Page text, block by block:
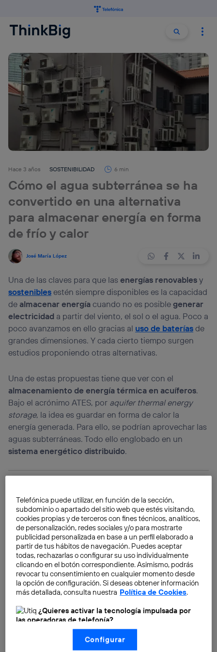
Buscar
Hace 3 años SOSTENIBILIDAD 6 min
Cómo el agua subterránea se ha
convertido en una alternativa
para almacenar energía en forma
de frío y calor
José María López
Una de las claves para que lasenergías renovablesy
sosteniblesestén siempre disponibles es la capacidad
de almacenar energíacuando no es posiblegenerar
electricidad a partir del viento, el sol o el agua. Poco a
poco avanzamos en ello gracias al uso de bateríasde
grandes dimensiones. Y cada cierto tiempo surgen
estudios proponiendo otras alternativas.
Una de estas propuestas tiene que ver con el
almacenamiento de energía térmica en acuíferos.
Bajo el acrónimo ATES, por aquifer thermal energy
storage, la idea es guardar en forma de calor la
energía generada. Para ello, se podrían aprovechar las
aguas subterráneas. Todo ello englobado en un
sistema energético distribuido.
Telefónica puede utilizar, en función de la sección,
subdominio o apartado del sitio web que estés visitando,
cookies propias y de terceros con fines técnicos, analíticos,
de personalización, redes sociales y/o para mostrarte
publicidad personalizada en base a un perfil elaborado a
partir de tus hábitos de navegación. Puedes aceptar
todas, rechazarlas o configurar su uso individualmente
clicando en el botón correspondiente. Asimismo, podrás
revocar tu consentimiento en cualquier momento desde
la opción de configuración. Si deseas obtener información
más detallada, consulta nuestra Política de Cookies.
¿Quieres activar la tecnología impulsada por
las operadoras de telefonía?
Nosotros, Telefónica S.A., utilizamos la tecnología Utiq para
realizar nuestras acciones de marketing digital o análisis
(como se describe en este aviso de consentimiento)
Configurar